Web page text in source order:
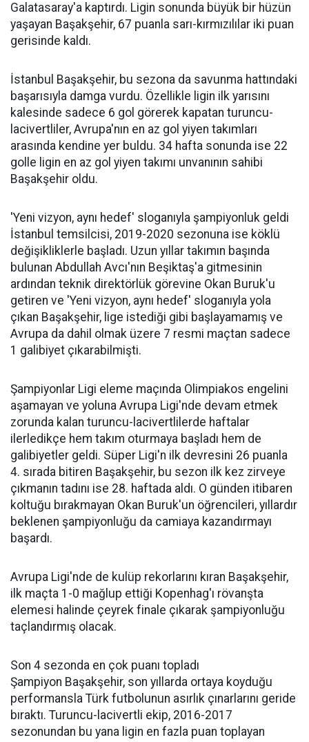
Galatasaray'a kaptırdı. Ligin sonunda büyük bir hüzün
yaşayan Başakşehir, 67 puanla sarı-kırmızılılar iki puan
gerisinde kaldı.
İstanbul Başakşehir, bu sezona da savunma hattındaki
başarısıyla damga vurdu. Özellikle ligin ilk yarısını
kalesinde sadece 6 gol görerek kapatan turuncu-
lacivertliler, Avrupa'nın en az gol yiyen takımları
arasında kendine yer buldu. 34 hafta sonunda ise 22
golle ligin en az gol yiyen takımı unvanının sahibi
Başakşehir oldu.
'Yeni vizyon, aynı hedef' sloganıyla şampiyonluk geldi
İstanbul temsilcisi, 2019-2020 sezonuna ise köklü
değişikliklerle başladı. Uzun yıllar takımın başında
bulunan Abdullah Avcı'nın Beşiktaş'a gitmesinin
ardından teknik direktörlük görevine Okan Buruk'u
getiren ve 'Yeni vizyon, aynı hedef' sloganıyla yola
çıkan Başakşehir, lige istediği gibi başlayamamış ve
Avrupa da dahil olmak üzere 7 resmi maçtan sadece
1 galibiyet çıkarabilmişti.
Şampiyonlar Ligi eleme maçında Olimpiakos engelini
aşamayan ve yoluna Avrupa Ligi'nde devam etmek
zorunda kalan turuncu-lacivertlilerde haftalar
ilerledikçe hem takım oturmaya başladı hem de
galibiyetler geldi. Süper Ligi'n ilk devresini 26 puanla
4. sırada bitiren Başakşehir, bu sezon ilk kez zirveye
çıkmanın tadını ise 28. haftada aldı. O günden itibaren
koltuğu bırakmayan Okan Buruk'un öğrencileri, yıllardır
beklenen şampiyonluğu da camiaya kazandırmayı
başardı.
Avrupa Ligi'nde de kulüp rekorlarını kıran Başakşehir,
ilk maçta 1-0 mağlup ettiği Kopenhag'ı rövanşta
elemesi halinde çeyrek finale çıkarak şampiyonluğu
taçlandırmış olacak.
Son 4 sezonda en çok puanı topladı
Şampiyon Başakşehir, son yıllarda ortaya koyduğu
performansla Türk futbolunun asırlık çınarlarını geride
bıraktı. Turuncu-lacivertli ekip, 2016-2017
sezonundan bu yana ligin en fazla puan toplayan